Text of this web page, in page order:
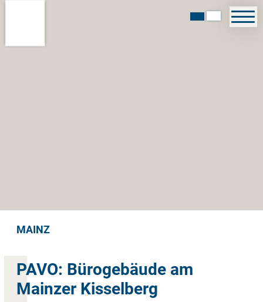
MAINZ
PAVO: Bürogebäude am
Mainzer Kisselberg